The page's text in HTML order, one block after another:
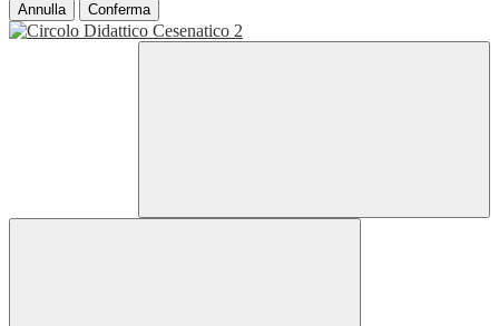
Annulla Conferma